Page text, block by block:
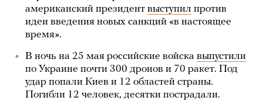
американский президент выступил против
идеи введения новых санкций «в настоящее
время».
В ночь на 25 мая российские войска выпустили
по Украине почти 300 дронов и 70 ракет. Под
удар попали Киев и 12 областей страны.
Погибли 12 человек, десятки пострадали.